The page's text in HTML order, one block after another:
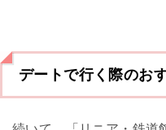
デートで行く際のお